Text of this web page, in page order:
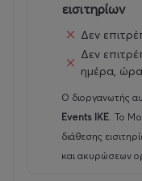
εισιτηρίων
Δεν
Δεν
ημέρα,
Ο διοργανωτής
Events ΙΚΕ. Το
διάθεσης
και ακυρώσεων